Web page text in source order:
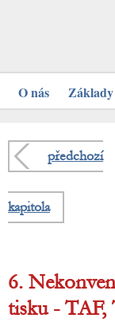
O nás Základy
předchozí
kapitola
6.
tisku - TAF,